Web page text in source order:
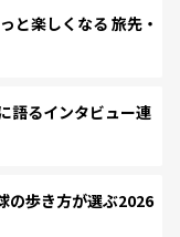
楽しくなる 旅先・
語るインタビュー連
の歩き方が選ぶ2026